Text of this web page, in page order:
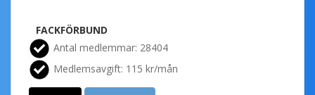
FACKFÖRBUND
Antal medlemmar: 28404
Medlemsavgift: 115 kr/mån